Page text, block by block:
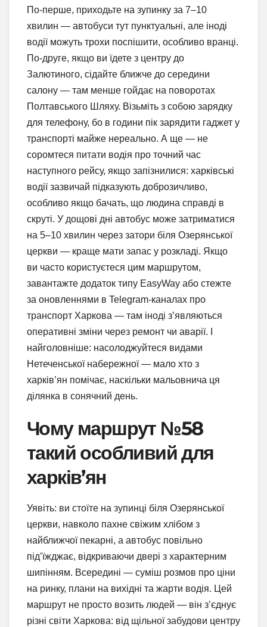
По-перше, приходьте на зупинку за 7–10
хвилин — автобуси тут пунктуальні, але іноді
водії можуть трохи поспішити, особливо вранці.
По-друге, якщо ви їдете з центру до
Залютиного, сідайте ближче до середини
салону — там менше гойдає на поворотах
Полтавського Шляху. Візьміть з собою зарядку
для телефону, бо в години пік зарядити гаджет у
транспорті майже нереально. А ще — не
соромтеся питати водія про точний час
наступного рейсу, якщо запізнилися: харківські
водії зазвичай підказують доброзичливо,
особливо якщо бачать, що людина справді в
скруті. У дощові дні автобус може затриматися
на 5–10 хвилин через затори біля Озерянської
церкви — краще мати запас у розкладі. Якщо
ви часто користуєтеся цим маршрутом,
завантажте додаток типу EasyWay або стежте
за оновленнями в Telegram-каналах про
транспорт Харкова — там іноді з’являються
оперативні зміни через ремонт чи аварії. І
найголовніше: насолоджуйтеся видами
Нетеченської набережної — мало хто з
харків’ян помічає, наскільки мальовнича ця
ділянка в сонячний день.
Чому маршрут №58
такий особливий для
харків’ян
Уявіть: ви стоїте на зупинці біля Озерянської
церкви, навколо пахне свіжим хлібом з
найближчої пекарні, а автобус повільно
під’їжджає, відкриваючи двері з характерним
шипінням. Всередині — суміш розмов про ціни
на ринку, плани на вихідні та жарти водія. Цей
маршрут не просто возить людей — він з’єднує
різні світи Харкова: від щільної забудови центру